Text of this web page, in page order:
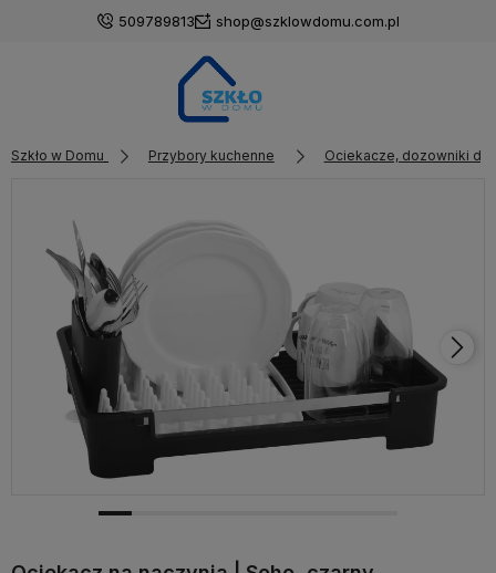
509789813 shop@szklowdomu.com.pl
Szkło w Domu Przybory kuchenne Ociekacze, dozowniki do